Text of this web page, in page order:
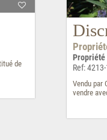
de
Propriété
Ref:
Vendu par
vendre